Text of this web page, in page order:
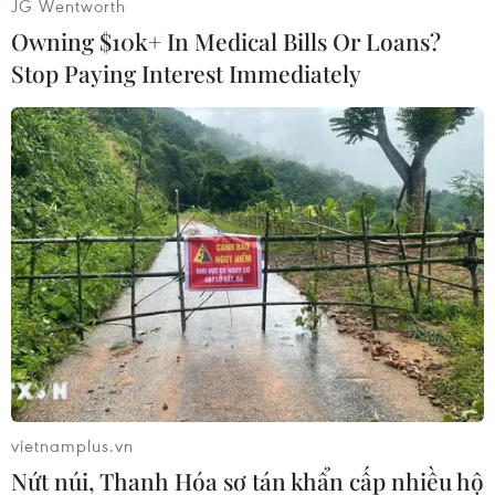
Huy Lê (Vietnam+)
#Na Uy #AFP #Khoa học
#Tảo sống
JG Wentworth
Owning $10k+ In Medical Bills Or Loans?
Stop Paying Interest Immediately
vietnamplus.vn
Nứt núi, Thanh Hóa sơ tán khẩn cấp nhiều hộ